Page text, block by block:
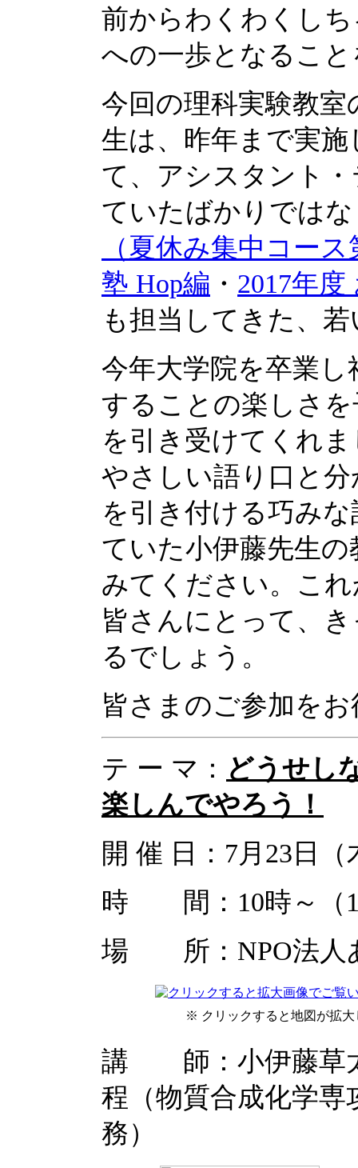
前からわくわくし
への一歩となるこ
今回の理科実験教
生は、昨年まで実
て、アシスタント
ていたばかりでは
（夏休み集中コー
塾 Hop編 ・ 2017年
も担当してきた、
今年大学院を卒業
することの楽しさ
を引き受けてくれ
やさしい語り口と
を引き付ける巧み
ていた小伊藤先生
みてください。こ
皆さんにとって、
るでしょう。
皆さまのご参加を
テ ー マ： どうせし
楽しんでやろう！
開 催 日：7月23日
時 間：10時～（1
場 所：NPO法人
※ クリックすると地図が拡大
講 師：小伊藤草太
程（物質合成化学専
務）